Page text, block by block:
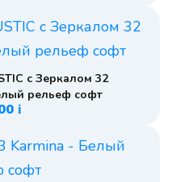
с Зеркалом 32
рельеф софт
i